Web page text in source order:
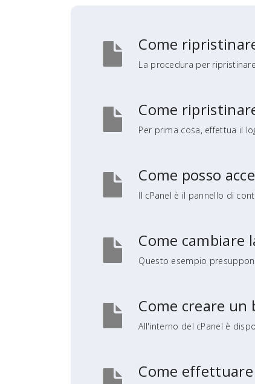
Come
La procedura per
Come
Per prima cosa, effettua il
Come posso
Il cPanel è il pannello di
Come cambiare
Questo esempio
Come creare un
All'interno del cPanel è
Come